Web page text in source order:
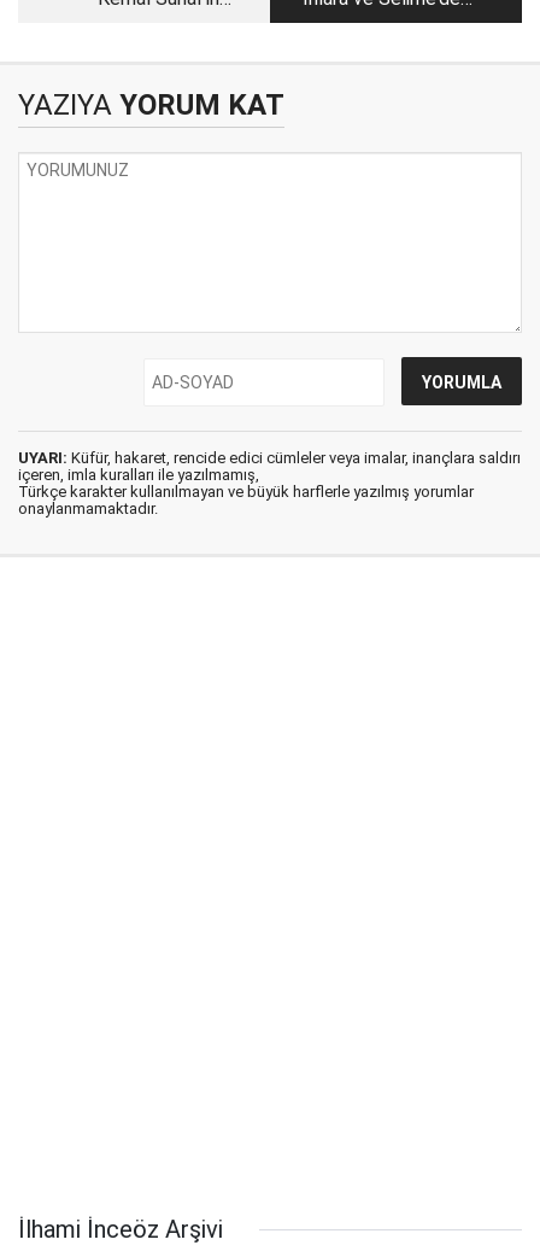
Çekilen Bir Anadolu
YAZIYA YORUM KAT
UYARI: Küfür, hakaret, rencide edici cümleler veya imalar, inançlara saldırı
içeren, imla kuralları ile yazılmamış,
Türkçe karakter kullanılmayan ve büyük harflerle yazılmış yorumlar
onaylanmamaktadır.
İlhami İnceöz Arşivi